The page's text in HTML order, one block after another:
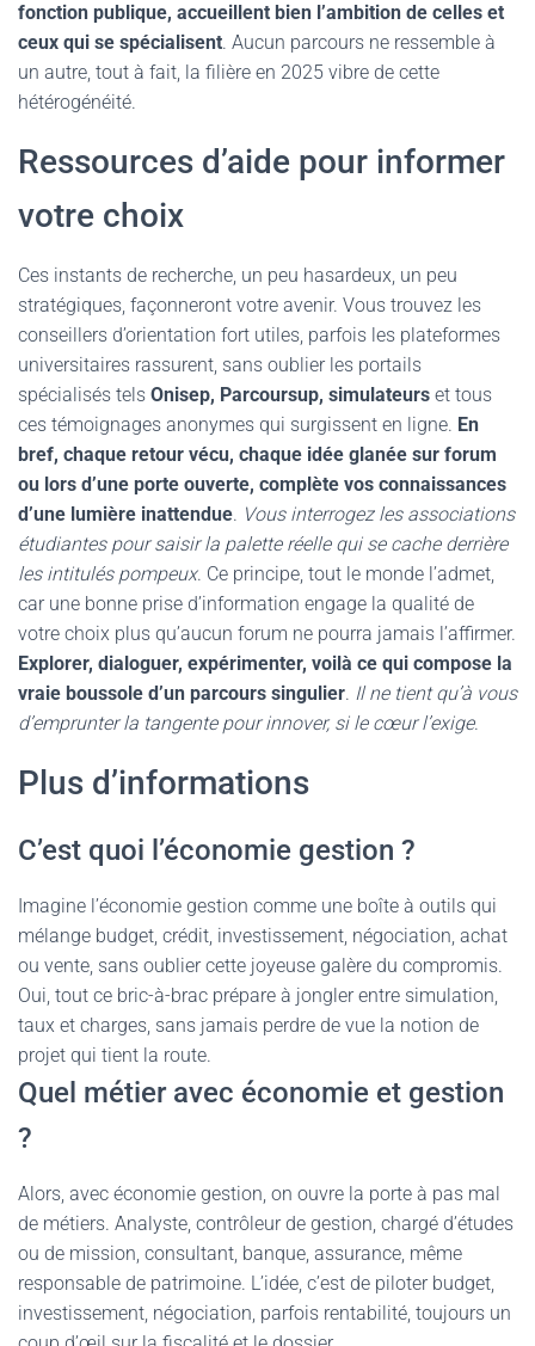
fonction publique, accueillent bien l’ambition de celles et
ceux qui se spécialisent. Aucun parcours ne ressemble à
un autre, tout à fait, la filière en 2025 vibre de cette
hétérogénéité.
Ressources d’aide pour informer
votre choix
Ces instants de recherche, un peu hasardeux, un peu
stratégiques, façonneront votre avenir. Vous trouvez les
conseillers d’orientation fort utiles, parfois les plateformes
universitaires rassurent, sans oublier les portails
spécialisés tels Onisep, Parcoursup, simulateurs et tous
ces témoignages anonymes qui surgissent en ligne. En
bref, chaque retour vécu, chaque idée glanée sur forum
ou lors d’une porte ouverte, complète vos connaissances
d’une lumière inattendue. Vous interrogez les associations
étudiantes pour saisir la palette réelle qui se cache derrière
les intitulés pompeux. Ce principe, tout le monde l’admet,
car une bonne prise d’information engage la qualité de
votre choix plus qu’aucun forum ne pourra jamais l’affirmer.
Explorer, dialoguer, expérimenter, voilà ce qui compose la
vraie boussole d’un parcours singulier. Il ne tient qu’à vous
d’emprunter la tangente pour innover, si le cœur l’exige.
Plus d’informations
C’est quoi l’économie gestion ?
Imagine l’économie gestion comme une boîte à outils qui
mélange budget, crédit, investissement, négociation, achat
ou vente, sans oublier cette joyeuse galère du compromis.
Oui, tout ce bric-à-brac prépare à jongler entre simulation,
taux et charges, sans jamais perdre de vue la notion de
projet qui tient la route.
Quel métier avec économie et gestion
?
Alors, avec économie gestion, on ouvre la porte à pas mal
de métiers. Analyste, contrôleur de gestion, chargé d’études
ou de mission, consultant, banque, assurance, même
responsable de patrimoine. L’idée, c’est de piloter budget,
investissement, négociation, parfois rentabilité, toujours un